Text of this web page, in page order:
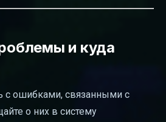
и куда
с ошибками, связанными с
о них в систему